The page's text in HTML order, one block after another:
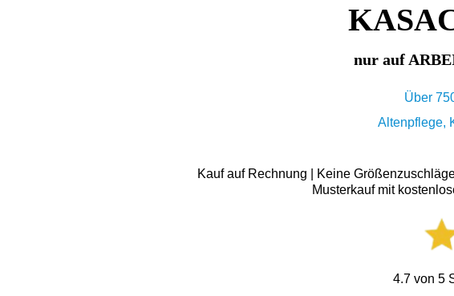
nur auf
Über
Altenpflege,
Kauf auf Rechnung | Keine
Musterkauf mit
4.7von 5